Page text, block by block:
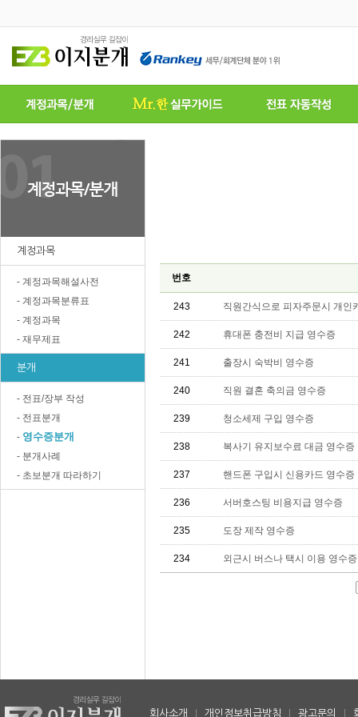
계정과목
- 계정과목해설사전
- 계정과목분류표
- 계정과목
- 재무제표
분개
- 전표/장부 작성
- 전표분개
- 영수증분개
- 분개사례
- 초보분개 따라하기
번호
243 직원간식으로 피자주문시 개인
242 휴대폰 충전비 지급 영수증
241 출장시 숙박비 영수증
240 직원 결혼 축의금 영수증
239 청소세제 구입 영수증
238 복사기 유지보수료 대금 영수증
237 핸드폰 구입시 신용카드 영수증
236 서버호스팅 비용지급 영수증
235 도장 제작 영수증
234 외근시 버스나 택시 이용 영수증
회사소개 개인정보취급방침 광고문의